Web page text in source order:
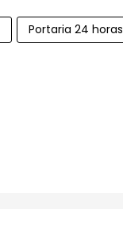
Portaria 24 horas